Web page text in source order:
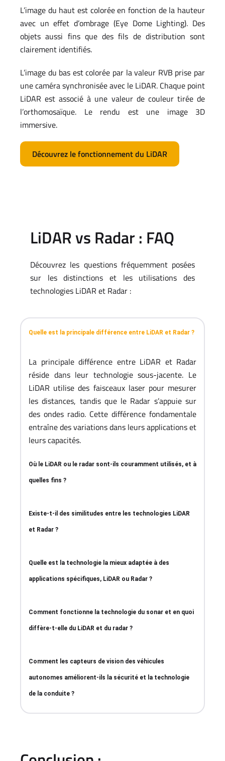
L’image du haut est colorée en fonction de la hauteur
avec un effet d’ombrage (Eye Dome Lighting). Des
objets aussi fins que des fils de distribution sont
clairement identifiés.
L’image du bas est colorée par la valeur RVB prise par
une caméra synchronisée avec le LiDAR. Chaque point
LiDAR est associé à une valeur de couleur tirée de
l’orthomosaïque. Le rendu est une image 3D
immersive.
Découvrez le fonctionnement du LiDAR
LiDAR vs Radar : FAQ
Découvrez les questions fréquemment posées
sur les distinctions et les utilisations des
technologies LiDAR et Radar :
Quelle est la principale différence entre LiDAR et Radar ?
La principale différence entre LiDAR et Radar
réside dans leur technologie sous-jacente. Le
LiDAR utilise des faisceaux laser pour mesurer
les distances, tandis que le Radar s’appuie sur
des ondes radio. Cette différence fondamentale
entraîne des variations dans leurs applications et
leurs capacités.
Où le LiDAR ou le radar sont-ils couramment utilisés, et à
quelles fins ?
Existe-t-il des similitudes entre les technologies LiDAR
et Radar ?
Quelle est la technologie la mieux adaptée à des
applications spécifiques, LiDAR ou Radar ?
Comment fonctionne la technologie du sonar et en quoi
diffère-t-elle du LiDAR et du radar ?
Comment les capteurs de vision des véhicules
autonomes améliorent-ils la sécurité et la technologie
de la conduite ?